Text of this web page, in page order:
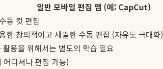
일반 모바일 편집 앱 (예: CapCut)
동 컷 편집
한 창의적이고 세밀한 수동 편집 (자유도 극대화)
용을 위해서는 별도의 학습 필요
디서나 편집 가능)